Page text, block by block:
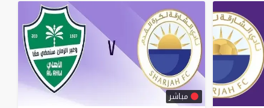
مباشر